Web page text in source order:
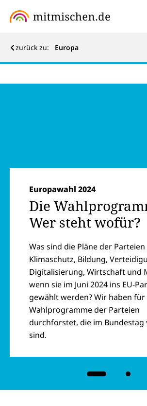
zurück zu: Europa
Europawahl 2024
Die
Wer steht wofür?
Was sind die Pläne der Parteien
Klimaschutz, Bildung,
Digitalisierung, Wirtschaft und
wenn sie im Juni 2024 ins EU-
gewählt werden? Wir haben für
Wahlprogramme der Parteien
durchforstet, die im Bundestag
sind.